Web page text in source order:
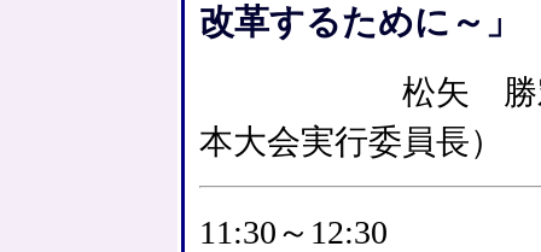
改革するために～」
松矢 勝宏（東
本大会実行委員長）
11:30～12:30